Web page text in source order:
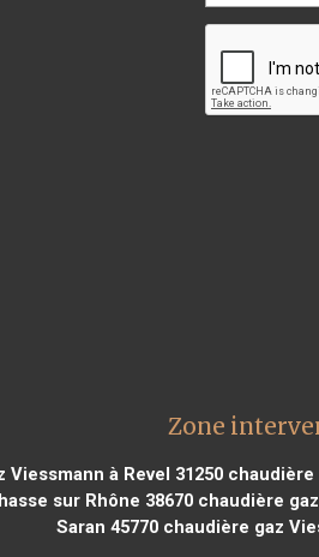
Zone
Viessmann à Revel 31250chaudière
sur Rhône 38670chaudière gaz
Saran 45770 chaudière gaz